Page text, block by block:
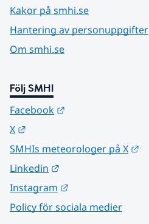
Kakor på smhi.se
Hantering av personuppgifter
Om smhi.se
Följ SMHI
Facebook
X
SMHIs meteorologer på X
Linkedin
Instagram
Policy för sociala medier